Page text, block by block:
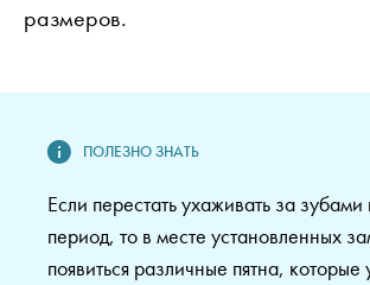
размеров.
Если перестать ухаживать за
период, то в месте установленных
появиться различные пятна,